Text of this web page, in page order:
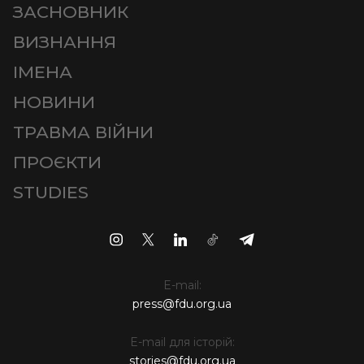
ЗАСНОВНИК
ВИЗНАННЯ
ІМЕНА
НОВИНИ
ТРАВМА ВІЙНИ
ПРОЄКТИ
STUDIES
E-mail:
press@fdu.org.ua
E-mail для історій:
stories@fdu.org.ua